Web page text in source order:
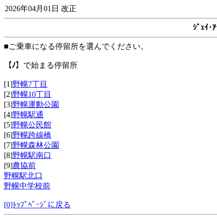
2026年04月01日 改正
ｼﾞｪｲ･
■ご乗車になる停留所を選んでください。
【ﾉ】 で始まる停留所
[1]野幌7丁目
[2]野幌10丁目
[3]野幌運動公園
[4]野幌駅通
[5]野幌公民館
[6]野幌跨線橋
[7]野幌森林公園
[8]野幌駅南口
[9]農協前
野幌駅北口
野幌中学校前
[0]ﾄｯﾌﾟﾍﾟｰｼﾞに戻る